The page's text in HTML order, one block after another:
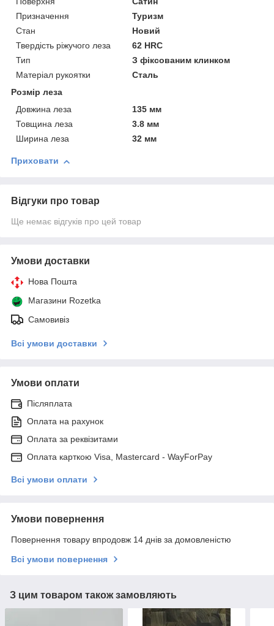
Призначення
Туризм
Стан
Новий
Твердість ріжучого леза
62 HRC
Тип
З фіксованим клинком
Матеріал рукоятки
Сталь
Розмір леза
Довжина леза
135 мм
Товщина леза
3.8 мм
Ширина леза
32 мм
Приховати
Відгуки про товар
Ще немає відгуків про цей товар
Умови доставки
Нова Пошта
Магазини Rozetka
Самовивіз
Всі умови доставки
Умови оплати
Післяплата
Оплата на рахунок
Оплата за реквізитами
Оплата карткою Visa, Mastercard - WayForPay
Всі умови оплати
Умови повернення
Повернення товару впродовж 14 днів за домовленістю
Всі умови повернення
З цим товаром також замовляють